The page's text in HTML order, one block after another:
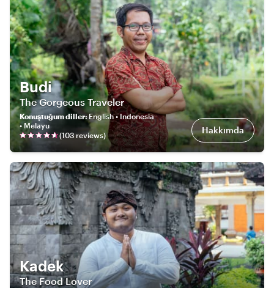
Budi
The Gorgeous Traveler
Konuştuğum diller:English • Indonesia
• Melayu
(103reviews) Hakkımda
Kadek
The Food Lover